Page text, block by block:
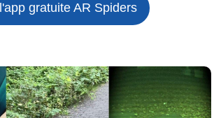
gratuiteAR Spiders